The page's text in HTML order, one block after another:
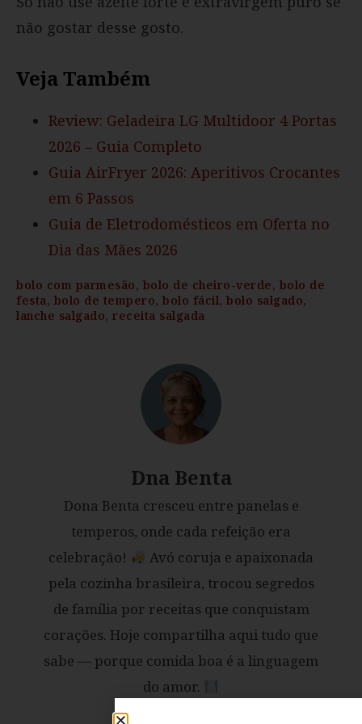
não gostar desse gosto.
Veja Também
Review: Geladeira LG Multidoor 4 Portas
2026 – Guia Completo
Guia AirFryer 2026: Aperitivos Crocantes
em 6 Passos
Guia de Eletrodomésticos em Oferta no
Dia das Mães 2026
bolo com parmesão, bolo de cheiro-verde, bolo de
festa, bolo de tempero, bolo fácil, bolo salgado,
lanche salgado, receita salgada
Dna Benta
Dona Benta cresceu entre panelas e
temperos, onde cada refeição era
celebração!
Avó coruja e apaixonada
pela cozinha brasileira, trocou segredos
de família por receitas que conquistam
corações. Hoje compartilha aqui tudo que
sabe — porque comida boa é a linguagem
do amor.